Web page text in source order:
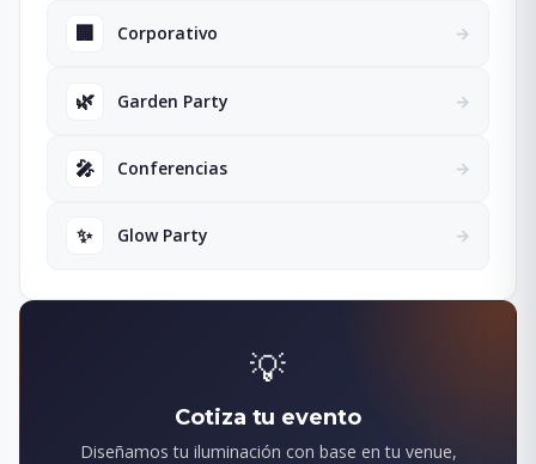
🏢 Corporativo →
🌿 Garden Party →
🎤 Conferencias →
✨ Glow Party →
💡
Cotiza tu evento
Diseñamos tu iluminación con base en tu venue,